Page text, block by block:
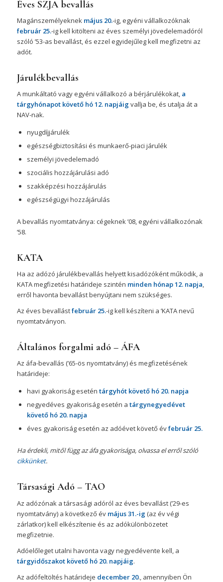
Éves SZJA bevallás
Magánszemélyeknek május 20.-ig, egyéni vállalkozóknak
február 25.-ig kell kitölteni az éves személyi jövedelemadóról
szóló ’53-as bevallást, és ezzel egyidejűleg kell megfizetni az
adót.
Járulékbevallás
A munkáltató vagy egyéni vállalkozó a bérjárulékokat, a
tárgyhónapot követő hó 12. napjáigvallja be, és utalja át a
NAV-nak.
nyugdíjjárulék
egészségbiztosítási és munkaerő-piaci járulék
személyi jövedelemadó
szociális hozzájárulási adó
szakképzési hozzájárulás
egészségügyi hozzájárulás
A bevallás nyomtatványa: cégeknek ’08, egyéni vállalkozónak
’58.
KATA
Ha az adózó járulékbevallás helyett kisadózóként működik, a
KATA megfizetési határideje szintén minden hónap 12. napja,
erről havonta bevallást benyújtani nem szükséges.
Az éves bevallástfebruár 25.-ig kell készíteni a ’KATA nevű
nyomtatványon.
Általános forgalmi adó – ÁFA
Az áfa-bevallás (’65-ös nyomtatvány) és megfizetésének
határideje:
havi gyakoriság esetén tárgyhót követő hó 20. napja
negyedéves gyakoriság esetén a tárgynegyedévet
követő hó 20. napja
éves gyakoriság esetén az adóévet követő évfebruár 25.
Ha érdekli, mitől függ az áfa gyakorisága, olvassa el erről szóló
cikkünket.
Társasági Adó – TAO
Az adózónak a társasági adóról az éves bevallást (’29-es
nyomtatvány) a következő év május 31.-ig (az év végi
zárlatkor) kell elkészítenie és az adókülönbözetet
megfizetnie.
Adóelőleget utalni havonta vagy negyedévente kell, a
tárgyidőszakot követő hó 20. napjáig.
Az adófeltöltés határideje december 20., amennyiben Ön